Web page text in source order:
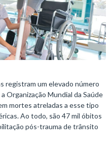
registram um elevado número
Organização Mundial da Saúde
mortes atreladas a esse tipo
Ao todo, são 47 mil óbitos
pós-trauma de trânsito